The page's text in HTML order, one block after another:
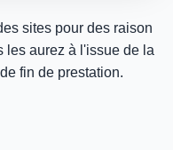
sites pour des raison
les aurez à l'issue de la
fin de prestation.